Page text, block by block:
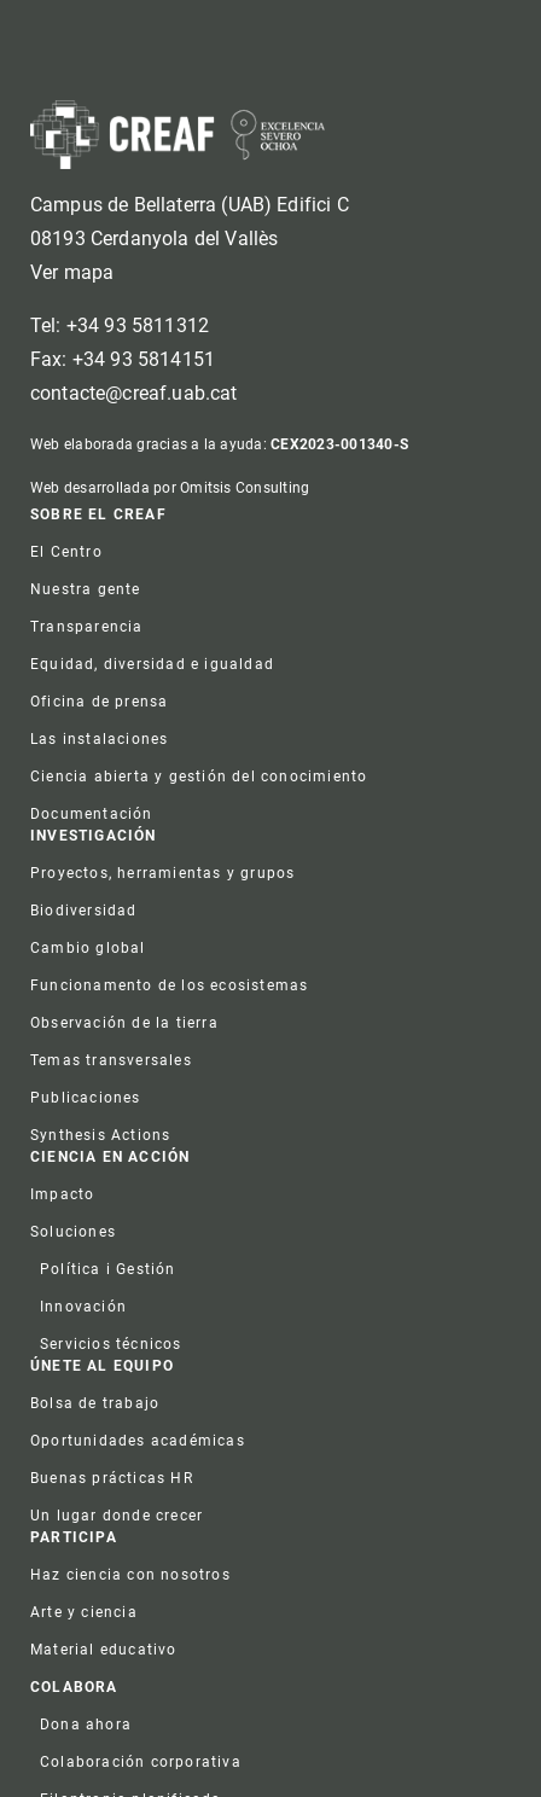
Campus de Bellaterra (UAB) Edifici C
08193 Cerdanyola del Vallès
Ver mapa
Tel: +34 93 5811312
Fax: +34 93 5814151
contacte@creaf.uab.cat
Web elaborada gracias a la ayuda:CEX2023-001340-S
Web desarrollada por Omitsis Consulting
Footer
SOBRE EL CREAF
El Centro
Nuestra gente
Transparencia
Equidad, diversidad e igualdad
Oficina de prensa
Las instalaciones
Ciencia abierta y gestión del conocimiento
Documentación
INVESTIGACIÓN
Proyectos, herramientas y grupos
Biodiversidad
Cambio global
Funcionamento de los ecosistemas
Observación de la tierra
Temas transversales
Publicaciones
Synthesis Actions
CIENCIA EN ACCIÓN
Impacto
Soluciones
Política i Gestión
Innovación
Servicios técnicos
ÚNETE AL EQUIPO
Bolsa de trabajo
Oportunidades académicas
Buenas prácticas HR
Un lugar donde crecer
PARTICIPA
Haz ciencia con nosotros
Arte y ciencia
Material educativo
COLABORA
Dona ahora
Colaboración corporativa